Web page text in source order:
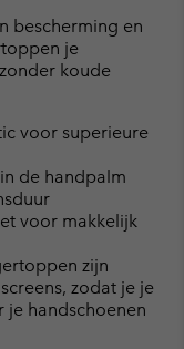
bescherming en
je
koude
voor superieure
de handpalm
voor makkelijk
zijn
zodat je je
je handschoenen